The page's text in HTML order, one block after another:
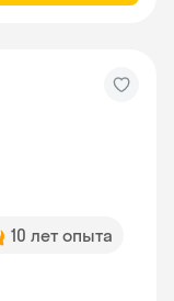
10 лет опыта